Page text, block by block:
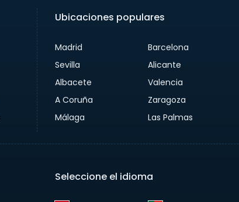
Ubicaciones populares
Madrid
Barcelona
Sevilla
Alicante
Albacete
Valencia
A Coruña
Zaragoza
Málaga
Las Palmas
Seleccione el idioma